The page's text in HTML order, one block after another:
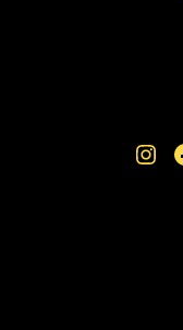
Instagram Facebook